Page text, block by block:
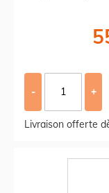
- +
Livraison offerte